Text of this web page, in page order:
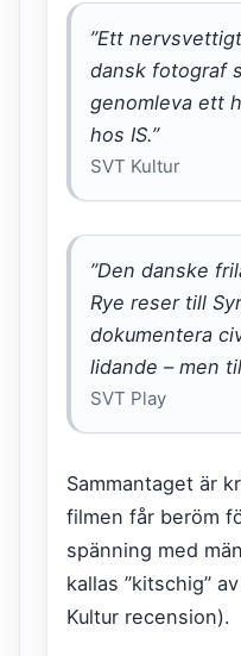
”Ett
dansk fotograf
genomleva ett
hos IS.”
SVT Kultur
”Den danske
Rye reser till
dokumentera
lidande – men
SVT Play
Sammantaget är
filmen får beröm
spänning med
kallas ”kitschig”
Kultur recension).